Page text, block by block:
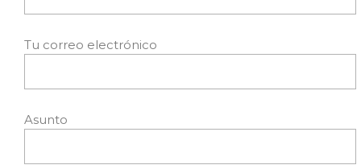
Tu correo electrónico
Asunto